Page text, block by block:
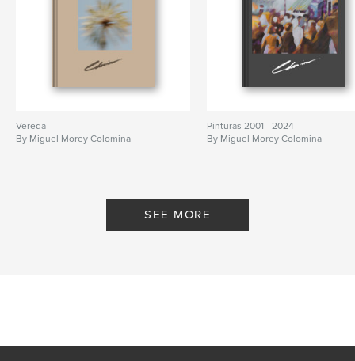
Vereda
By Miguel Morey Colomina
Pinturas 2001 - 2024
By Miguel Morey Colomina
SEE MORE